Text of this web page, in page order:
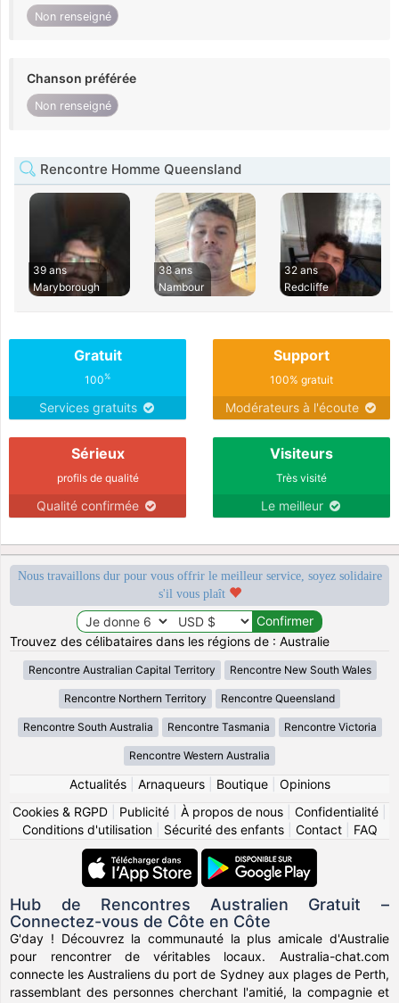
Non renseigné
Chanson préférée
Non renseigné
Rencontre Homme Queensland
39 ans
Maryborough
38 ans
Nambour
32 ans
Redcliffe
Gratuit
100%
Services gratuits
Support
100% gratuit
Modérateurs à l'écoute
Sérieux
profils de qualité
Qualité confirmée
Visiteurs
Très visité
Le meilleur
Nous travaillons dur pour vous offrir le meilleur service, soyez solidaire
s'il vous plaît
Trouvez des célibataires dans les régions de : Australie
Rencontre Australian Capital Territory Rencontre New South Wales
Rencontre Northern Territory Rencontre Queensland
Rencontre South Australia Rencontre Tasmania Rencontre Victoria
Rencontre Western Australia
Actualités| Arnaqueurs| Boutique| Opinions
Cookies & RGPD
Publicité À propos de nous Confidentialité
Conditions d'utilisation| Sécurité des enfants| Contact| FAQ
Hub de Rencontres Australien Gratuit –
Connectez-vous de Côte en Côte
G'day ! Découvrez la communauté la plus amicale d'Australie
pour rencontrer de véritables locaux. Australia-chat.com
connecte les Australiens du port de Sydney aux plages de Perth,
rassemblant des personnes cherchant l'amitié, la compagnie et